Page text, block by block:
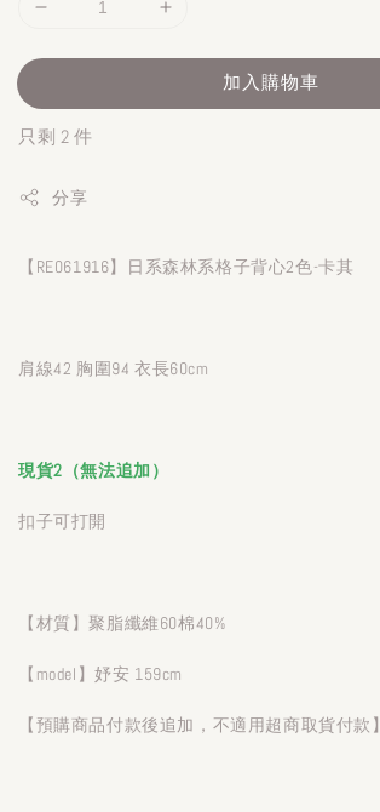
加入購物車
只剩 2 件
分享
【RE061916】日系森林系格子背心2色-卡其
肩線42 胸圍94 衣長60cm
現貨2（無法追加）
扣子可打開
【材質】聚脂纖維60棉40%
【model】妤安 159cm
【預購商品付款後追加，不適用超商取貨付款】